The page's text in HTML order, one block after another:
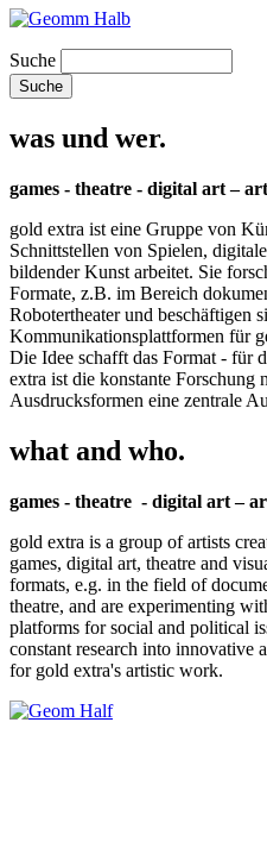
Suche
was und wer.
games - theatre - digital art –
gold extra ist eine Gruppe von
Schnittstellen von Spielen,
bildender Kunst arbeitet. Sie
Formate, z.B. im Bereich
Robotertheater und beschäftigen
Kommunikationsplattformen für
Die Idee schafft das Format - für
extra ist die konstante Forschung
Ausdrucksformen eine zentrale
what and who.
games - theatre - digital art –
gold extra is a group of artists
games, digital art, theatre and
formats, e.g. in the field of
theatre, and are experimenting
platforms for social and political
constant research into innovative
for gold extra's artistic work.